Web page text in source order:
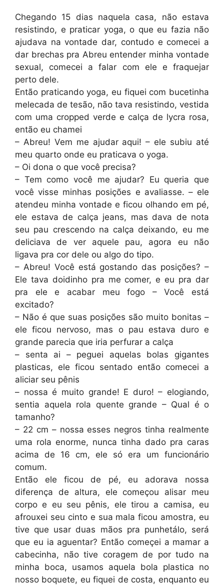
Chegando 15 dias naquela casa, não estava
resistindo, e praticar yoga, o que eu fazia não
ajudava na vontade dar, contudo e comecei a
dar brechas pra Abreu entender minha vontade
sexual, comecei a falar com ele e fraquejar
perto dele.
Então praticando yoga, eu fiquei com bucetinha
melecada de tesão, não tava resistindo, vestida
com uma cropped verde e calça de lycra rosa,
então eu chamei
– Abreu! Vem me ajudar aqui! – ele subiu até
meu quarto onde eu praticava o yoga.
– Oi dona o que você precisa?
– Tem como você me ajudar? Eu queria que
você visse minhas posições e avaliasse. – ele
atendeu minha vontade e ficou olhando em pé,
ele estava de calça jeans, mas dava de nota
seu pau crescendo na calça deixando, eu me
deliciava de ver aquele pau, agora eu não
ligava pra cor dele ou algo do tipo.
– Abreu! Você está gostando das posições? –
Ele tava doidinho pra me comer, e eu pra dar
pra ele e acabar meu fogo – Você está
excitado?
– Não é que suas posições são muito bonitas –
ele ficou nervoso, mas o pau estava duro e
grande parecia que iria perfurar a calça
– senta ai – peguei aquelas bolas gigantes
plasticas, ele ficou sentado então comecei a
aliciar seu pênis
– nossa é muito grande! E duro! – elogiando,
sentia aquela rola quente grande – Qual é o
tamanho?
– 22 cm – nossa esses negros tinha realmente
uma rola enorme, nunca tinha dado pra caras
acima de 16 cm, ele só era um funcionário
comum.
Então ele ficou de pé, eu adorava nossa
diferença de altura, ele começou alisar meu
corpo e eu seu pênis, ele tirou a camisa, eu
afrouxei seu cinto e sua mala ficou amostra, eu
tive que usar duas mãos pra punhetálo, será
que eu ia aguentar? Então começei a mamar a
cabecinha, não tive coragem de por tudo na
minha boca, usamos aquela bola plastica no
nosso boquete, eu fiquei de costa, enquanto eu